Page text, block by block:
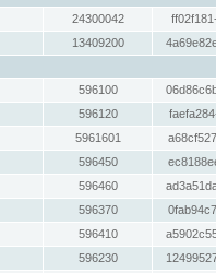
24300042
13409200
596100
596120
5961601
596450
596460
596370
596410
596230